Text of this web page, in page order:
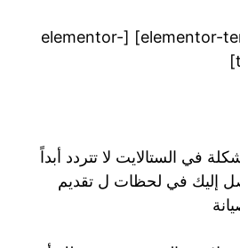
[elementor-template id=”1077″] [elementor-
في الستالايت لا تتردد أبداً
إليك في لحظات ل تقديم